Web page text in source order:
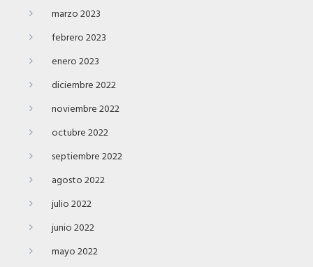
marzo 2023
febrero 2023
enero 2023
diciembre 2022
noviembre 2022
octubre 2022
septiembre 2022
agosto 2022
julio 2022
junio 2022
mayo 2022